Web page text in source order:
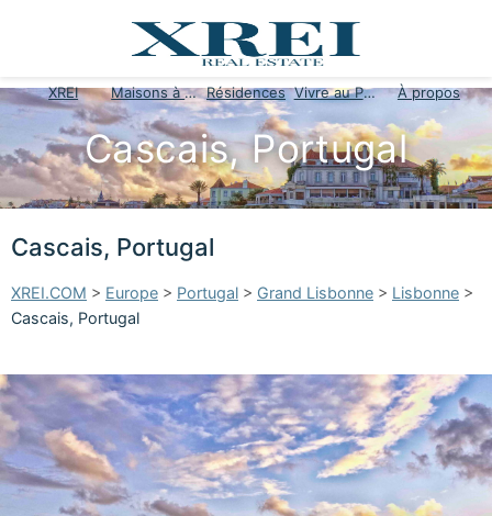
XREI Maisons à vendre Résidences Vivre au Portugal À propos
Cascais, Portugal
Cascais, Portugal
XREI.COM > Europe > Portugal > Grand Lisbonne > Lisbonne >
Cascais, Portugal